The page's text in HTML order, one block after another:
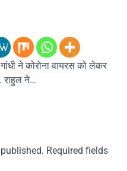
ने कोरोना वायरस को लेकर
राहुल ने…
Required fields